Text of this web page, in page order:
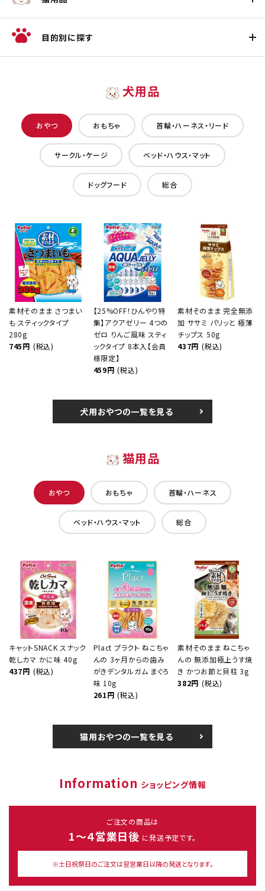
目的別に探す
犬用品
おやつ おもちゃ 首輪・ハーネス・リード
サークル・ケージ ベッド・ハウス・マット
ドッグフード 総合
素材そのまま さつまい
も スティックタイプ
280g
745円 (税込)
【25%OFF！ひんやり特
集】アクアゼリー 4つの
ゼロ りんご風味 スティ
ックタイプ 8本入【会員
様限定】
459円 (税込)
素材そのまま 完全無添
加 ササミ パリッと 極薄
チップス 50g
437円 (税込)
犬用おやつの一覧を見る
猫用品
おやつ おもちゃ 首輪・ハーネス
ベッド・ハウス・マット 総合
キャットSNACK スナック
乾しカマ かに味 40g
437円 (税込)
Plact プラクト ねこちゃ
んの 3ヶ月からの歯み
がきデンタルガム まぐろ
味 10g
261円 (税込)
素材そのまま ねこちゃ
んの 無添加極上うす焼
き かつお節と貝柱 3g
382円 (税込)
猫用おやつの一覧を見る
Information ショッピング情報
ご注文の商品は
1～４営業日後 に発送予定です。
※土日祝祭日のご注文は翌営業日以降の発送となります。